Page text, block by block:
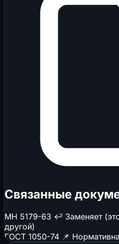
Связанные
МН 5179-63 ↩️ Заменяет
другой)
ГОСТ 1050-74 📌